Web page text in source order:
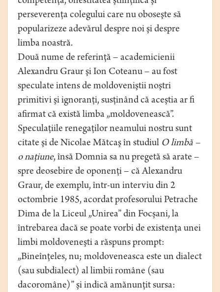
perseverenţa colegului care nu oboseşte să
popularizeze adevărul despre noi şi despre
limba noastră.
Două nume de referinţă – academicienii
Alexandru Graur şi Ion Coteanu – au fost
speculate intens de moldoveniştii noştri
primitivi şi ignoranţi, susţinând că aceştia ar fi
afirmat că există limba „moldovenească”.
Speculaţiile renegaţilor neamului nostru sunt
citate şi de Nicolae Mătcaş în studiul O limbă –
o naţiune, însă Domnia sa nu pregetă să arate –
spre deosebire de oponenţi – că Alexandru
Graur, de exemplu, într-un interviu din 2
octombrie 1985, acordat profesorului Petrache
Dima de la Liceul „Unirea” din Focşani, la
întrebarea dacă se poate vorbi de existenţa unei
limbi moldoveneşti a răspuns prompt:
„Bineînţeles, nu; moldoveneasca este un dialect
(sau subdialect) al limbii române (sau
dacoromâne)” şi indică amănunţit sursa: